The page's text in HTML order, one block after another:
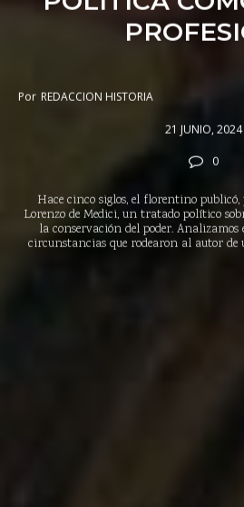
Por REDACCION HISTORIA
21 JUNIO, 2024
0
Hace cinco siglos, el florentino
Lorenzo de Medici, un tratado político
la conservación del poder.
circunstancias que rodearon al autor de